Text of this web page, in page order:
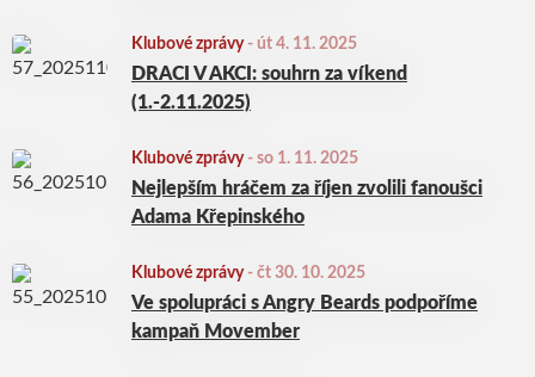
Klubové zprávy- út 4. 11. 2025
DRACI V AKCI: souhrn za víkend
(1.-2.11.2025)
Klubové zprávy- so 1. 11. 2025
Nejlepším hráčem za říjen zvolili fanoušci
Adama Křepinského
Klubové zprávy- čt 30. 10. 2025
Ve spolupráci s Angry Beards podpoříme
kampaň Movember